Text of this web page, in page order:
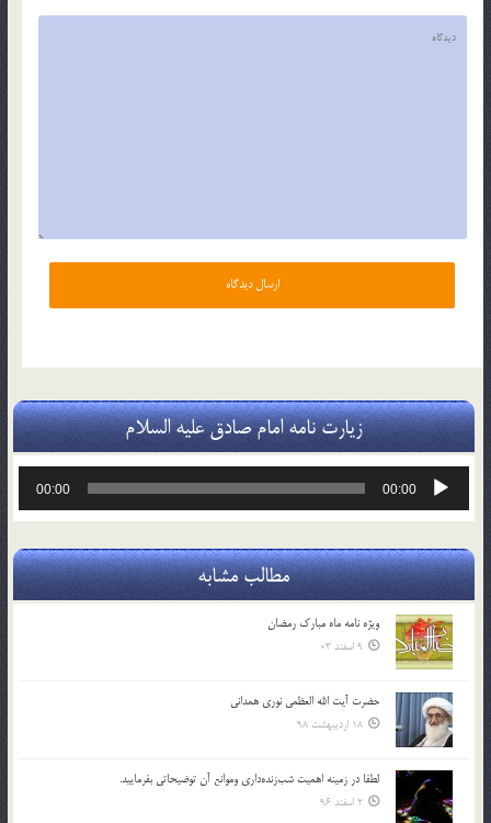
زیارت نامه امام صادق علیه السلام
پخش‌کننده
00:00
00:00
مطالب مشابه
ویژه نامه ماه مبارک رمضان
9 اسفند 03
حضرت آیت الله العظمی نوری همدانی
18 اردیبهشت 98
لطفا در زمينه اهميت شب‌زنده‌داري وموانع آن توضيحاتي بفرماييد.
2 اسفند 96